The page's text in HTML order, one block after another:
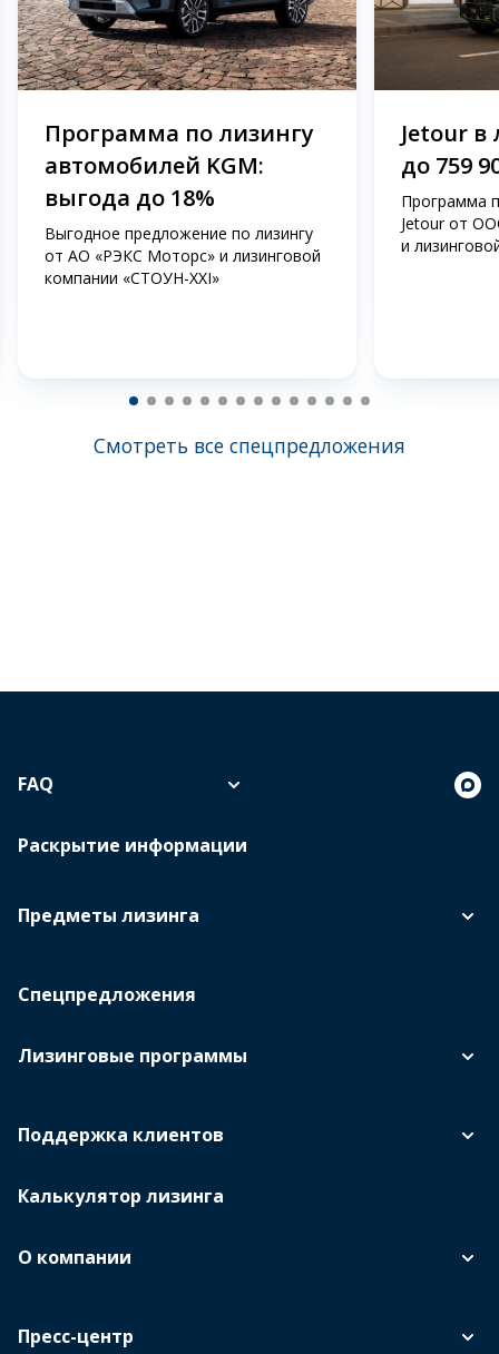
Программа по лизингу
автомобилей KGM:
выгода до 18%
Выгодное предложение по лизингу
от АО «РЭКС Моторс» и лизинговой
компании «СТОУН-ХХI»
Jetour в
до 759
Программа
Jetour от
и
Смотреть все спецпредложения
Предметы лизинга
Спецпредложения
Лизинговые программы
Поддержка клиентов
Калькулятор лизинга
О компании
Пресс-центр
FAQ
Раскрытие информации